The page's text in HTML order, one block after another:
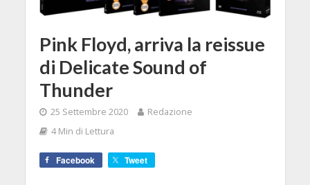
Pink Floyd, arriva la reissue
di Delicate Sound of
Thunder
25 Settembre 2020
Redazione
4 Min di Lettura
Facebook Tweet